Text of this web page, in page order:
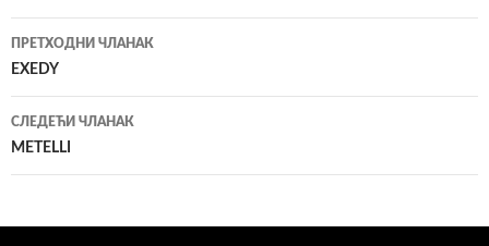
Кретање
чланака
ПРЕТХОДНИ ЧЛАНАК
EXEDY
СЛЕДЕЋИ ЧЛАНАК
METELLI